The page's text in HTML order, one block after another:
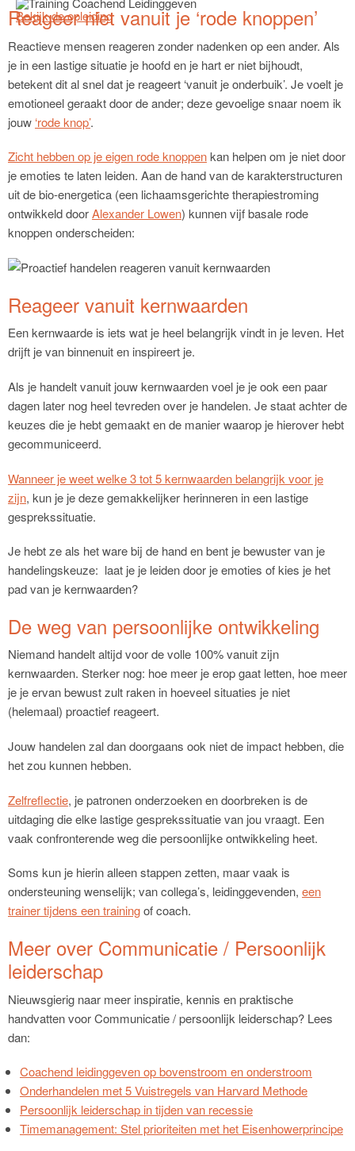
Bekijk de opleiding
Reageer niet vanuit je ‘rode knoppen’
Reactieve mensen reageren zonder nadenken op een ander. Als
je in een lastige situatie je hoofd en je hart er niet bijhoudt,
betekent dit al snel dat je reageert ‘vanuit je onderbuik’. Je voelt je
emotioneel geraakt door de ander; deze gevoelige snaar noem ik
jouw ‘rode knop’.
Zicht hebben op je eigen rode knoppenkan helpen om je niet door
je emoties te laten leiden. Aan de hand van de karakterstructuren
uit de bio-energetica (een lichaamsgerichte therapiestroming
ontwikkeld doorAlexander Lowen) kunnen vijf basale rode
knoppen onderscheiden:
Reageer vanuit kernwaarden
Een kernwaarde is iets wat je heel belangrijk vindt in je leven. Het
drijft je van binnenuit en inspireert je.
Als je handelt vanuit jouw kernwaarden voel je je ook een paar
dagen later nog heel tevreden over je handelen. Je staat achter de
keuzes die je hebt gemaakt en de manier waarop je hierover hebt
gecommuniceerd.
Wanneer je weet welke 3 tot 5 kernwaarden belangrijk voor je
zijn, kun je je deze gemakkelijker herinneren in een lastige
gesprekssituatie.
Je hebt ze als het ware bij de hand en bent je bewuster van je
handelingskeuze: laat je je leiden door je emoties of kies je het
pad van je kernwaarden?
De weg van persoonlijke ontwikkeling
Niemand handelt altijd voor de volle 100% vanuit zijn
kernwaarden. Sterker nog: hoe meer je erop gaat letten, hoe meer
je je ervan bewust zult raken in hoeveel situaties je niet
(helemaal) proactief reageert.
Jouw handelen zal dan doorgaans ook niet de impact hebben, die
het zou kunnen hebben.
Zelfreflectie, je patronen onderzoeken en doorbreken is de
uitdaging die elke lastige gesprekssituatie van jou vraagt. Een
vaak confronterende weg die persoonlijke ontwikkeling heet.
Soms kun je hierin alleen stappen zetten, maar vaak is
ondersteuning wenselijk; van collega’s, leidinggevenden, een
trainer tijdens een trainingof coach.
Meer over Communicatie / Persoonlijk
leiderschap
Nieuwsgierig naar meer inspiratie, kennis en praktische
handvatten voor Communicatie / persoonlijk leiderschap? Lees
dan:
Coachend leidinggeven op bovenstroom en onderstroom
Onderhandelen met 5 Vuistregels van Harvard Methode
Persoonlijk leiderschap in tijden van recessie
Timemanagement: Stel prioriteiten met het Eisenhowerprincipe